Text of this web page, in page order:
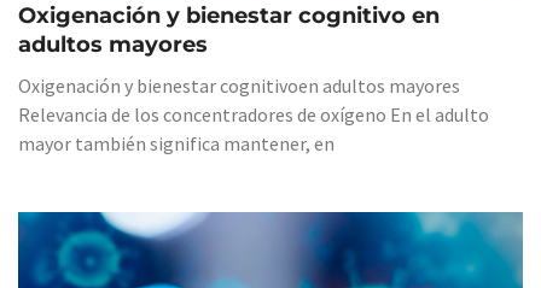
Oxigenación y bienestar cognitivo en
adultos mayores
Oxigenación y bienestar cognitivoen adultos mayores
Relevancia de los concentradores de oxígeno En el adulto
mayor también significa mantener, en